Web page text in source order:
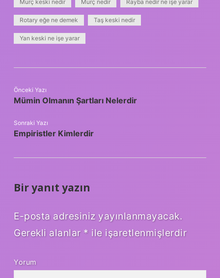
Murç keski nedir Murç nedir Rayba nedir ne işe yarar
Rotary eğe ne demek Taş keski nedir
Yan keski ne işe yarar
Önceki Yazı
Mümin Olmanın Şartları Nelerdir
Sonraki Yazı
Empiristler Kimlerdir
Bir yanıt yazın
E-posta adresiniz yayınlanmayacak.
Gerekli alanlar * ile işaretlenmişlerdir
Yorum